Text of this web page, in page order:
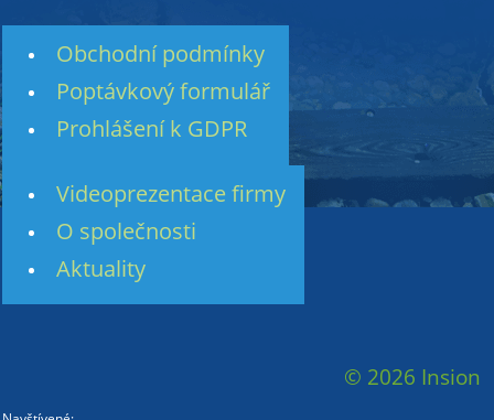
Obchodní podmínky
Poptávkový formulář
Prohlášení k GDPR
Videoprezentace firmy
O společnosti
Aktuality
© 2026 Insion